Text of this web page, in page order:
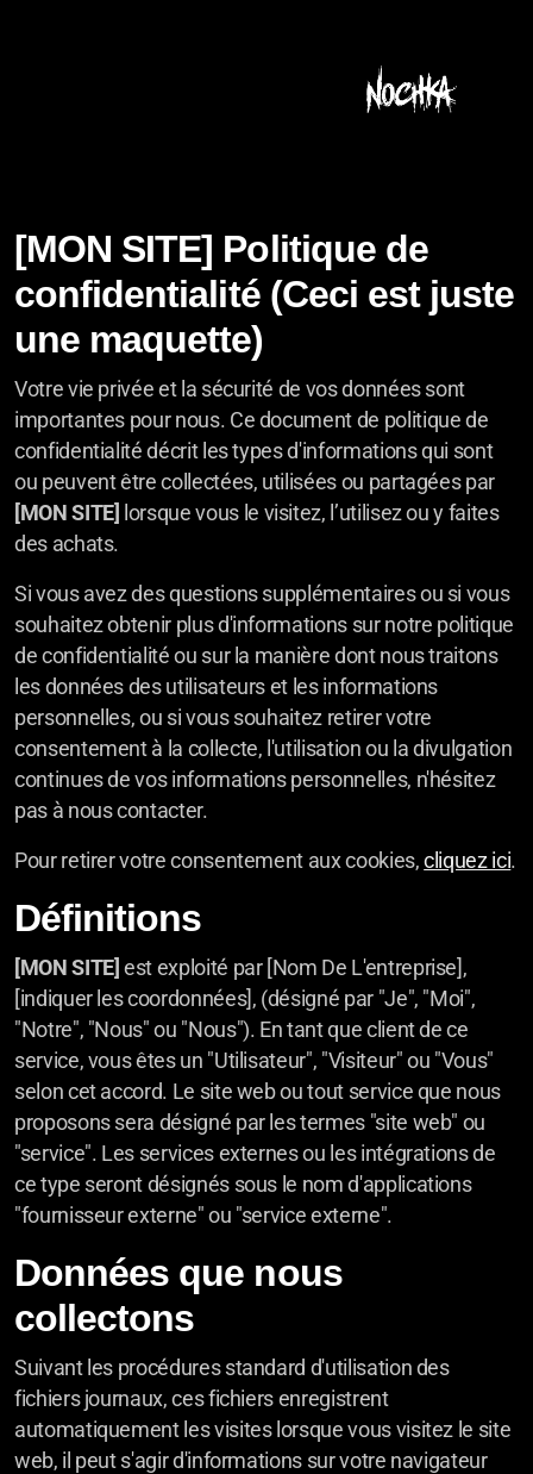
[MON SITE] Politique de
confidentialité (Ceci est juste
une maquette)
Votre vie privée et la sécurité de vos données sont
importantes pour nous. Ce document de politique de
confidentialité décrit les types d'informations qui sont
ou peuvent être collectées, utilisées ou partagées par
[MON SITE] lorsque vous le visitez, l’utilisez ou y faites
des achats.
Si vous avez des questions supplémentaires ou si vous
souhaitez obtenir plus d'informations sur notre politique
de confidentialité ou sur la manière dont nous traitons
les données des utilisateurs et les informations
personnelles, ou si vous souhaitez retirer votre
consentement à la collecte, l'utilisation ou la divulgation
continues de vos informations personnelles, n'hésitez
pas à nous contacter.
Pour retirer votre consentement aux cookies,cliquez ici.
Définitions
[MON SITE] est exploité par [Nom De L'entreprise],
[indiquer les coordonnées], (désigné par "Je", "Moi",
"Notre", "Nous" ou "Nous"). En tant que client de ce
service, vous êtes un "Utilisateur", "Visiteur" ou "Vous"
selon cet accord. Le site web ou tout service que nous
proposons sera désigné par les termes "site web" ou
"service". Les services externes ou les intégrations de
ce type seront désignés sous le nom d'applications
"fournisseur externe" ou "service externe".
Données que nous
collectons
Suivant les procédures standard d'utilisation des
fichiers journaux, ces fichiers enregistrent
automatiquement les visites lorsque vous visitez le site
web, il peut s'agir d'informations sur votre navigateur